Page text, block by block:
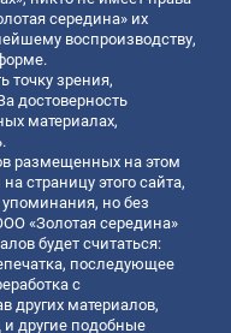
середина» их
воспроизводству,
точку зрения,
достоверность
материалах,
размещенных на этом
страницу этого сайта,
упоминания, но без
«Золотая середина»
будет считаться:
последующее
с
других материалов,
и другие подобные